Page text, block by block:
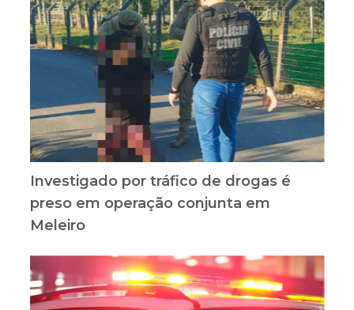
Investigado por tráfico de drogas é
preso em operação conjunta em
Meleiro